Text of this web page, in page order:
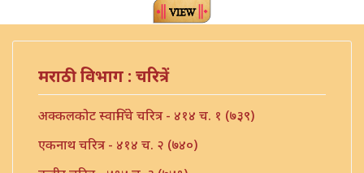
मराठी विभाग : चरित्रें
अक्कलकोट स्वामिंचे चरित्र - ४१४ च. १ (७३९)
एकनाथ चरित्र - ४१४ च. २ (७४०)